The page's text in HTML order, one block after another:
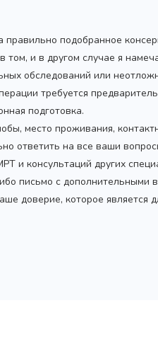
подобранное
и в другом случае я
обследований или
требуется
подготовка.
место проживания,
ответить на все ваши
и консультаций других
письмо с дополнительными
доверие, которое является